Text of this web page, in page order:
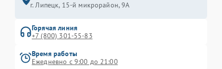
г. Липецк, 15-й микрорайон, 9А
Горячая линия
+7 (800) 301-55-83
Время работы
Ежедневно с 9:00 до 21:00